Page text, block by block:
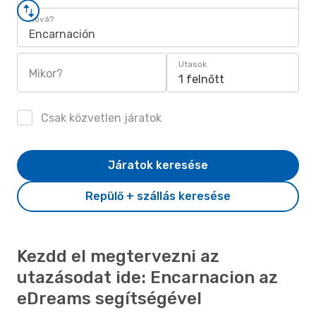
Hová?
Encarnación
Mikor?
Utasok
1 felnőtt
Csak közvetlen járatok
Repülő + szállás keresése
Járatok keresése
Kezdd el megtervezni az
utazásodat ide: Encarnacion az
eDreams segítségével